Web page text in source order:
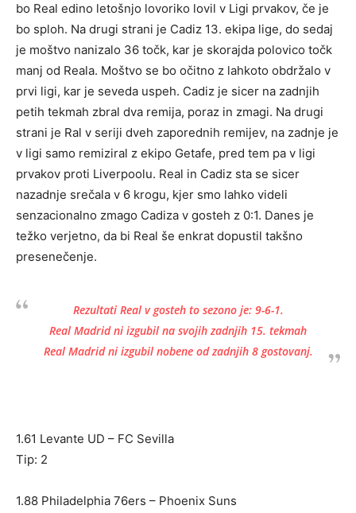
bo Real edino letošnjo lovoriko lovil v Ligi prvakov, če je
bo sploh. Na drugi strani je Cadiz 13. ekipa lige, do sedaj
je moštvo nanizalo 36 točk, kar je skorajda polovico točk
manj od Reala. Moštvo se bo očitno z lahkoto obdržalo v
prvi ligi, kar je seveda uspeh. Cadiz je sicer na zadnjih
petih tekmah zbral dva remija, poraz in zmagi. Na drugi
strani je Ral v seriji dveh zaporednih remijev, na zadnje je
v ligi samo remiziral z ekipo Getafe, pred tem pa v ligi
prvakov proti Liverpoolu. Real in Cadiz sta se sicer
nazadnje srečala v 6 krogu, kjer smo lahko videli
senzacionalno zmago Cadiza v gosteh z 0:1. Danes je
težko verjetno, da bi Real še enkrat dopustil takšno
presenečenje.
Rezultati Real v gosteh to sezono je: 9-6-1.
Real Madrid ni izgubil na svojih zadnjih 15. tekmah
Real Madrid ni izgubil nobene od zadnjih 8 gostovanj.
1.61 Levante UD – FC Sevilla
Tip: 2
1.88 Philadelphia 76ers – Phoenix Suns